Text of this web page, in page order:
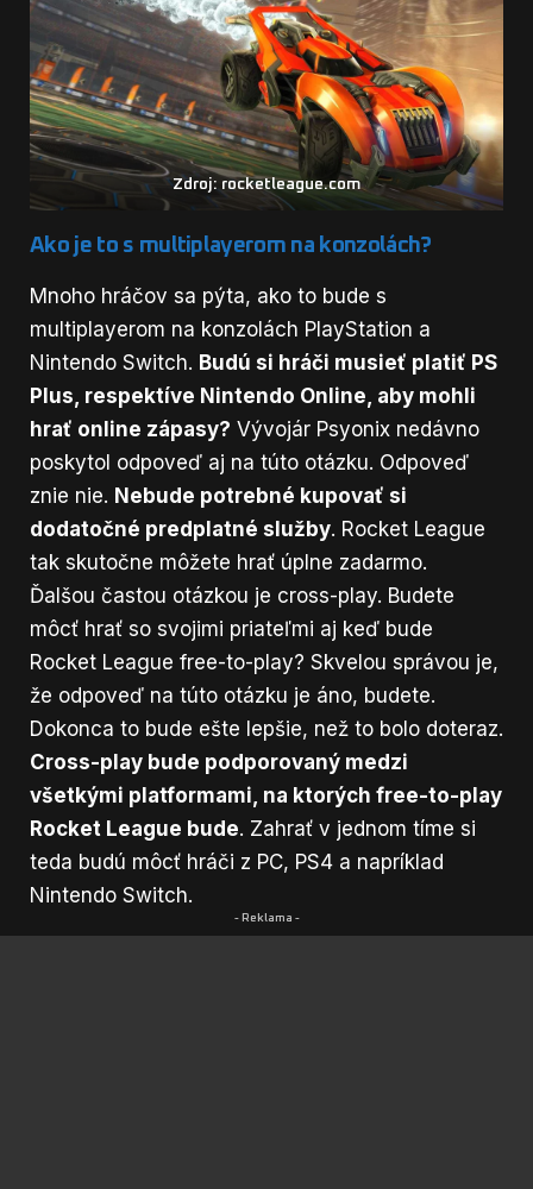
Zdroj: rocketleague.com
Ako je to s multiplayerom na konzolách?
Mnoho hráčov sa pýta, ako to bude s
multiplayerom na konzolách PlayStation a
Nintendo Switch. Budú si hráči musieť platiť PS
Plus, respektíve Nintendo Online, aby mohli
hrať online zápasy? Vývojár Psyonix nedávno
poskytol odpoveď aj na túto otázku. Odpoveď
znie nie. Nebude potrebné kupovať si
dodatočné predplatné služby. Rocket League
tak skutočne môžete hrať úplne zadarmo.
Ďalšou častou otázkou je cross-play. Budete
môcť hrať so svojimi priateľmi aj keď bude
Rocket League free-to-play? Skvelou správou je,
že odpoveď na túto otázku je áno, budete.
Dokonca to bude ešte lepšie, než to bolo doteraz.
Cross-play bude podporovaný medzi
všetkými platformami, na ktorých free-to-play
Rocket League bude. Zahrať v jednom tíme si
teda budú môcť hráči z PC, PS4 a napríklad
Nintendo Switch.
- Reklama -